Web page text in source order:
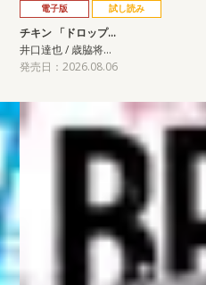
電子版 試し読み
チキン 「ドロップ…
井口達也 / 歳脇将…
発売日：2026.08.06